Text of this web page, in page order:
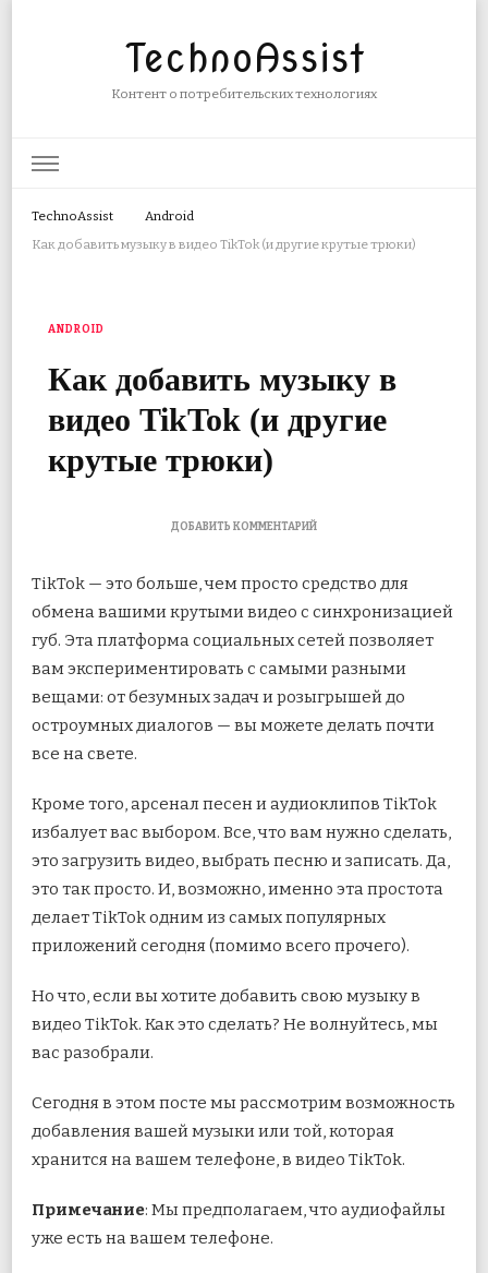
TechnoAssist
Контент о потребительских технологиях
TechnoAssist
Android
Как добавить музыку в видео TikTok (и другие крутые трюки)
ANDROID
Как добавить музыку в
видео TikTok (и другие
крутые трюки)
ДОБАВИТЬ КОММЕНТАРИЙК
ДОБАВИТЬ
В
ВИДЕО
(И
ДРУГИЕ
ТРЮКИ)
TikTok — это больше, чем просто средство для
обмена вашими крутыми видео с синхронизацией
губ. Эта платформа социальных сетей позволяет
вам экспериментировать с самыми разными
вещами: от безумных задач и розыгрышей до
остроумных диалогов — вы можете делать почти
все на свете.
Кроме того, арсенал песен и аудиоклипов TikTok
избалует вас выбором. Все, что вам нужно сделать,
это загрузить видео, выбрать песню и записать. Да,
это так просто. И, возможно, именно эта простота
делает TikTok одним из самых популярных
приложений сегодня (помимо всего прочего).
Но что, если вы хотите добавить свою музыку в
видео TikTok. Как это сделать? Не волнуйтесь, мы
вас разобрали.
Сегодня в этом посте мы рассмотрим возможность
добавления вашей музыки или той, которая
хранится на вашем телефоне, в видео TikTok.
Примечание: Мы предполагаем, что аудиофайлы
уже есть на вашем телефоне.